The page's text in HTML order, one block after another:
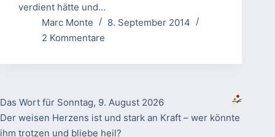
verdient hätte und…
Marc Monte
8. September 2014
2 Kommentare
Das Wort für Sonntag, 9. August 2026
Der weisen Herzens ist und stark an Kraft – wer könnte
ihm trotzen und bliebe heil?